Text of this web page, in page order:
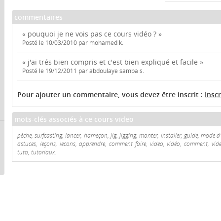
commentaires
« pouquoi je ne vois pas ce cours vidéo ? »
Posté le 10/03/2010 par mohamed k.
« j'ai trés bien compris et c'est bien expliqué et facile »
Posté le 19/12/2011 par abdoulaye samba s.
Pour ajouter un commentaire, vous devez être inscrit :
mots-clés associés à ce cours video
pêche, surfcasting, lancer, hameçon, jig, jigging, monter, installer, guide, mode
astuces, leçons, lecons, apprendre, comment faire, video, vidéo, comment,
tuto, tutoriaux.